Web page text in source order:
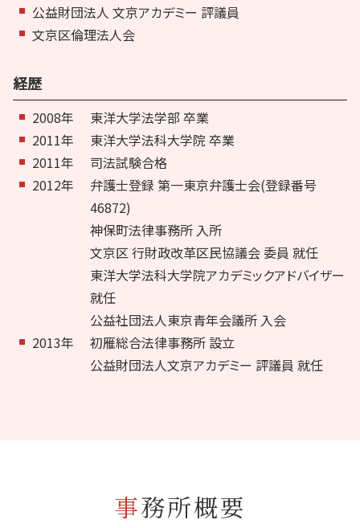
公益財団法人 文京アカデミー 評議員
文京区倫理法人会
経歴
2008年
東洋大学法学部 卒業
2011年
東洋大学法科大学院 卒業
2011年
司法試験合格
2012年
弁護士登録 第一東京弁護士会(登録番号
46872)
神保町法律事務所 入所
文京区 行財政改革区民協議会 委員 就任
東洋大学法科大学院アカデミックアドバイザー
就任
公益社団法人東京青年会議所 入会
2013年
初雁総合法律事務所 設立
公益財団法人文京アカデミー 評議員 就任
事務所概要